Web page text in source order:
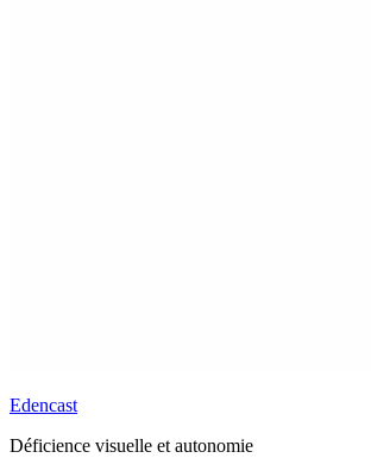
Edencast
Déficience visuelle et autonomie